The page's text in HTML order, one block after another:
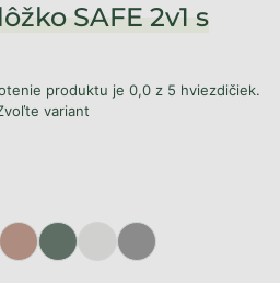
SAFE 2v1 s
produktu je 0,0 z 5 hviezdičiek.
variant